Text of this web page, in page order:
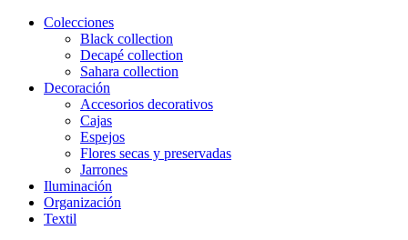
Colecciones
Black collection
Decapé collection
Sahara collection
Decoración
Accesorios decorativos
Cajas
Espejos
Flores secas y preservadas
Jarrones
Iluminación
Organización
Textil